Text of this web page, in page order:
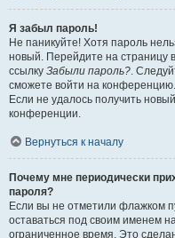
Я забыл пароль!
Не паникуйте! Хотя пароль
новый. Перейдите на страницу
ссылку Забыли пароль?.
сможете войти на конференцию.
Если не удалось получить
конференции.
Вернуться к началу
Почему мне периодически
пароля?
Если вы не отметили флажком
оставаться под своим именем
ограниченное время. Это